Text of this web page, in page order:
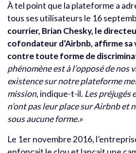
À tel point que la plateforme a
tous ses utilisateurs le 16
courrier, Brian Chesky, le
cofondateur d’Airbnb, affirme
contre toute forme de
phénomène est à l’opposé de nos
existence sur notre plateforme
mission, indique-t-il. Les préjugés
n’ont pas leur place sur Airbnb et
sous aucune forme.»
Le 1er novembre 2016,